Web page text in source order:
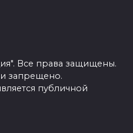
Все права защищены.
запрещено.
публичной